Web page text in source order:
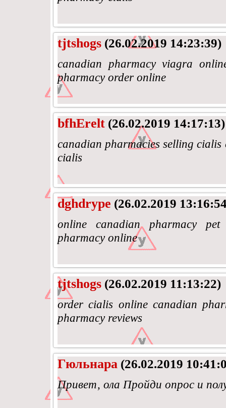
tjtshogs (26.02.2019 14:23:39)
canadian pharmacy viagra
pharmacy order online
bfhErelt (26.02.2019 14:17:13)
canadian pharmacies selling
cialis
dghdrype (26.02.2019
online canadian pharmacy
pharmacy online
tjtshogs (26.02.2019 11:13:22)
order cialis online canadian
pharmacy reviews
Гюльнара (26.02.2019
Привет, ола Пройди опрос и